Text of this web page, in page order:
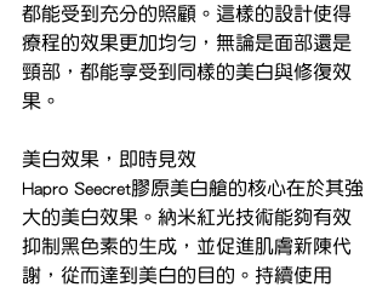
都能受到充分的照顧。這樣的設計使得
療程的效果更加均勻，無論是面部還是
頸部，都能享受到同樣的美白與修復效
果。
美白效果，即時見效
Hapro Seecret膠原美白艙的核心在於其強
大的美白效果。納米紅光技術能夠有效
抑制黑色素的生成，並促進肌膚新陳代
謝，從而達到美白的目的。持續使用